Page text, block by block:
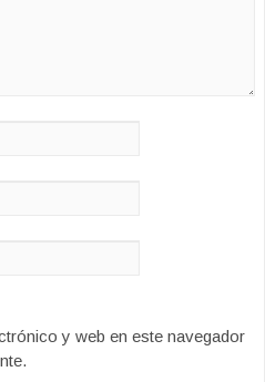
y web en este navegador